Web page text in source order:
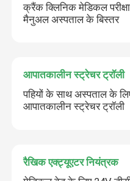
क्रैंक क्लिनिक मेडिकल
मैनुअल अस्पताल के बिस्तर
आपातकालीन स्ट्रेचर ट्रॉली
पहियों के साथ अस्पताल के
आपातकालीन स्ट्रेचर ट्रॉली
रैखिक एक्ट्यूएटर नियंत्रक